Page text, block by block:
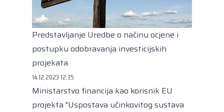
Europski odbor regija
Predstavljanje Uredbe o načinu ocjene i
postupku odobravanja investicijskih
projekata
14.12.2023 12:35
Ministarstvo financija kao korisnik EU
projekta "Uspostava učinkovitog sustava